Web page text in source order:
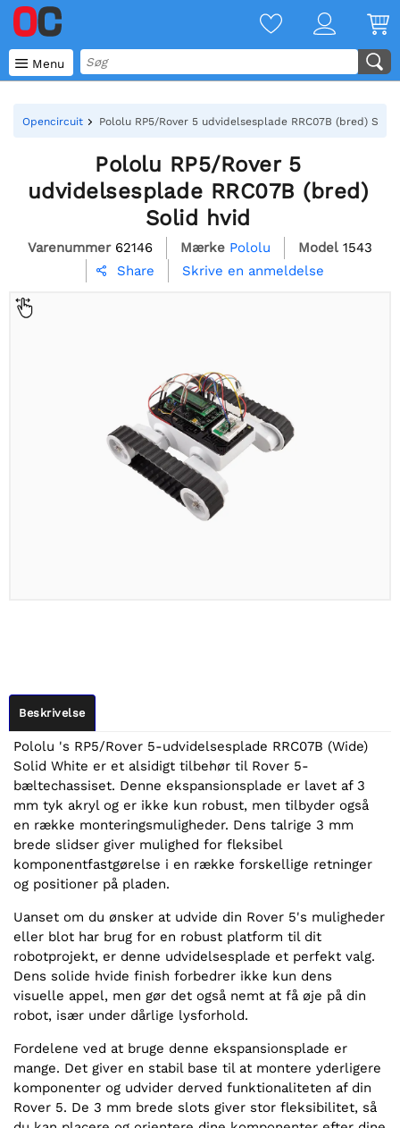
 Menu
Opencircuit Pololu RP5/Rover 5 udvidelsesplade RRC07B (bred)
Pololu RP5/Rover 5
udvidelsesplade RRC07B (bred)
Solid hvid
Varenummer 62146 Mærke Pololu Model 1543
 Share Skrive en anmeldelse
Beskrivelse
Pololu 's RP5/Rover 5-udvidelsesplade RRC07B (Wide)
Solid White er et alsidigt tilbehør til Rover 5-
bæltechassiset. Denne ekspansionsplade er lavet af 3
mm tyk akryl og er ikke kun robust, men tilbyder også
en række monteringsmuligheder. Dens talrige 3 mm
brede slidser giver mulighed for fleksibel
komponentfastgørelse i en række forskellige retninger
og positioner på pladen.
Uanset om du ønsker at udvide din Rover 5's muligheder
eller blot har brug for en robust platform til dit
robotprojekt, er denne udvidelsesplade et perfekt valg.
Dens solide hvide finish forbedrer ikke kun dens
visuelle appel, men gør det også nemt at få øje på din
robot, især under dårlige lysforhold.
Fordelene ved at bruge denne ekspansionsplade er
mange. Det giver en stabil base til at montere yderligere
komponenter og udvider derved funktionaliteten af din
Rover 5. De 3 mm brede slots giver stor fleksibilitet, så